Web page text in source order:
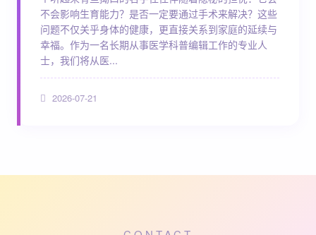
不会影响生育能力？是否一定要通过手术来解决？这些
问题不仅关乎身体的健康，更直接关系到家庭的延续与
幸福。作为一名长期从事医学科普编辑工作的专业人
士，我们将从医...
2026-07-21